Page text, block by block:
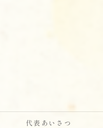
代表あいさつ